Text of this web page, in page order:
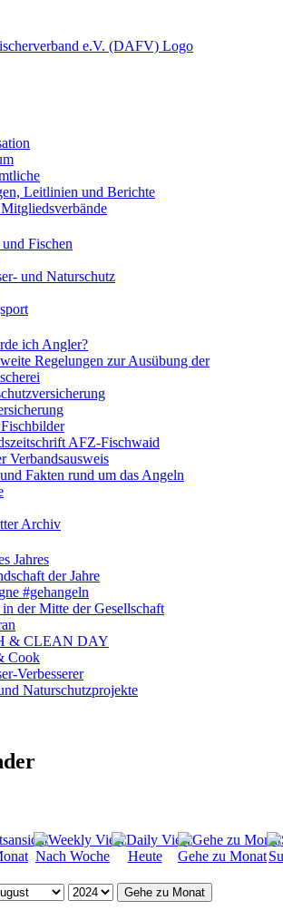
Leitlinien und Berichte
Fischen
und Naturschutz
ich Angler?
Regelungen zur Ausübung der
AFZ-Fischwaid
Verbandsausweis
Fakten rund um das Angeln
Archiv
Jahres
der Jahre
#gehangeln
der Mitte der Gesellschaft
& CLEAN DAY
Cook
Verbesserer
Naturschutzprojekte
Nach Woche Heute Gehe zu Monat
Gehe zu Monat